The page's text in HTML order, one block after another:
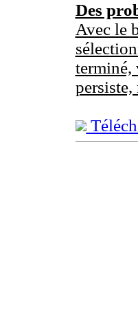
Des
Avec le
terminé,